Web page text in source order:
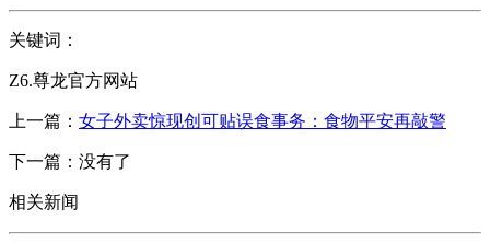
关键词：
Z6.尊龙官方网站
上一篇： 女子外卖惊现创可贴误食事务：食物平安再敲警
下一篇：没有了
相关新闻